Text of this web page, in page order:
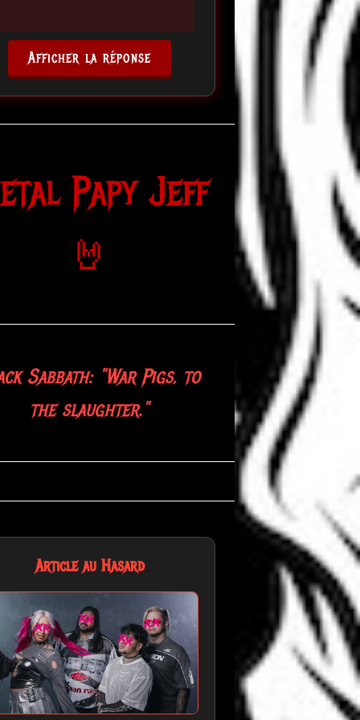
Afficher la réponse
Papy Jeff
🤘
Sabbath: "War Pigs, to
the slaughter."
Article au Hasard